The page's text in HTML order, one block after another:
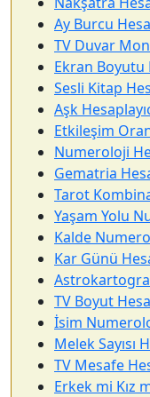
Ay Burcu
TV Duvar
Ekran Boyutu
Sesli Kitap
Aşk
Etkileşim
Numeroloji
Gematria
Tarot
Yaşam Yolu
Kalde
Kar Günü
TV Boyut
İsim
Melek Sayısı
TV Mesafe
Erkek mi Kız